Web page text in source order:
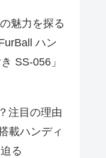
魅力を探る
ハン
SS‐056」
注目の理由
載ハンディ
る